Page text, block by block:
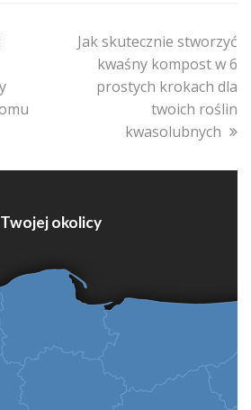
next
post:
Jak skutecznie stworzyć
kwaśny kompost w 6
prostych krokach dla
twoich roślin
kwasolubnych
okolicy